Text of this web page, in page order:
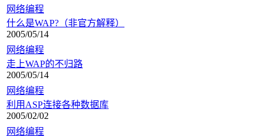
网络编程
什么是WAP?（非官方解释）
2005/05/14
网络编程
走上WAP的不归路
2005/05/14
网络编程
利用ASP连接各种数据库
2005/02/02
网络编程